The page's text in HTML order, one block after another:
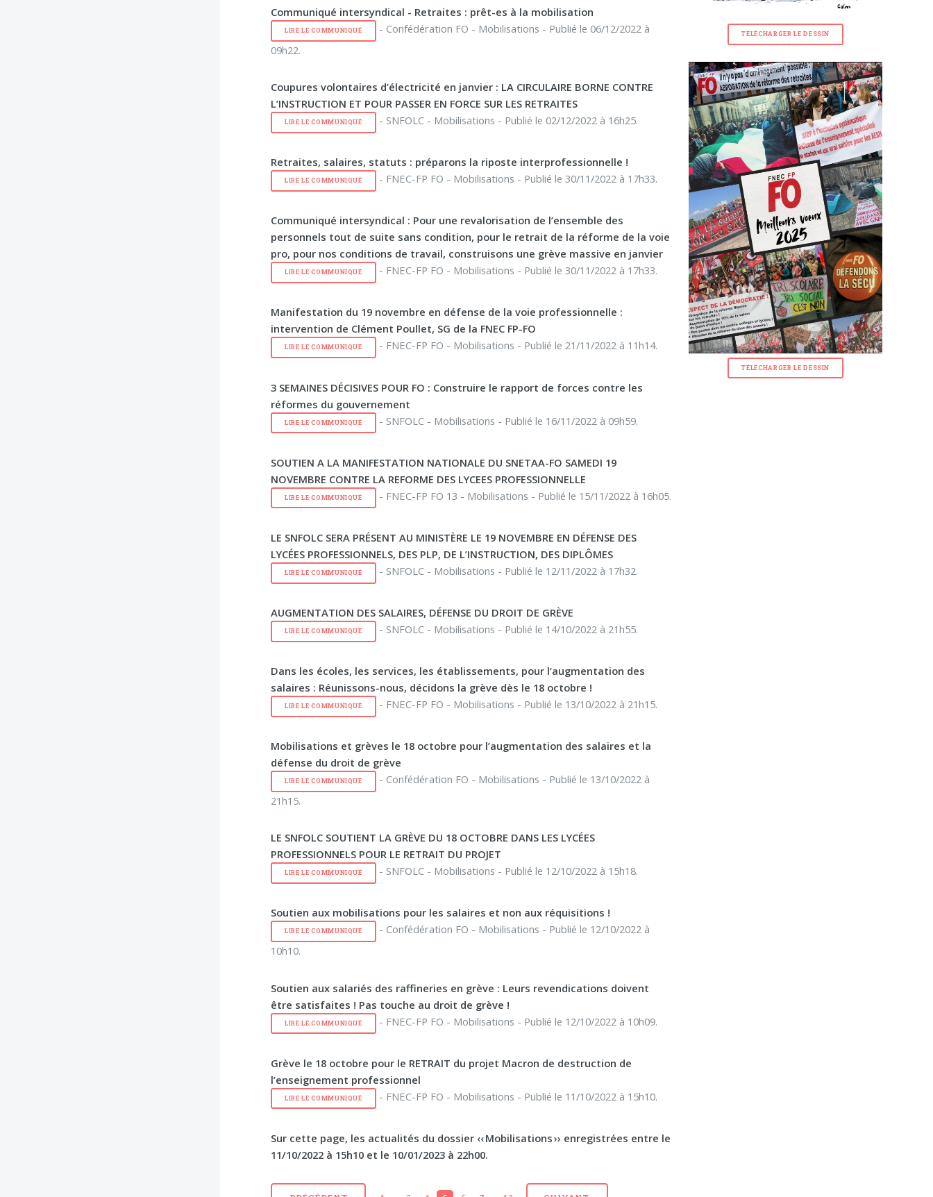
Communiqué intersyndical - Retraites : prêt-es à la mobilisation
LIRE LE COMMUNIQUÉ
- Confédération FO - Mobilisations - Publié le 06/12/2022 à
09h22.
Coupures volontaires d’électricité en janvier : LA CIRCULAIRE BORNE CONTRE
L’INSTRUCTION ET POUR PASSER EN FORCE SUR LES RETRAITES
LIRE LE COMMUNIQUÉ - SNFOLC - Mobilisations - Publié le 02/12/2022 à 16h25.
Retraites, salaires, statuts : préparons la riposte interprofessionnelle !
LIRE LE COMMUNIQUÉ - FNEC-FP FO - Mobilisations - Publié le 30/11/2022 à 17h33.
Communiqué intersyndical : Pour une revalorisation de l’ensemble des
personnels tout de suite sans condition, pour le retrait de la réforme de la voie
pro, pour nos conditions de travail, construisons une grève massive en janvier
LIRE LE COMMUNIQUÉ - FNEC-FP FO - Mobilisations - Publié le 30/11/2022 à 17h33.
Manifestation du 19 novembre en défense de la voie professionnelle :
intervention de Clément Poullet, SG de la FNEC FP-FO
LIRE LE COMMUNIQUÉ - FNEC-FP FO - Mobilisations - Publié le 21/11/2022 à 11h14.
3 SEMAINES DÉCISIVES POUR FO : Construire le rapport de forces contre les
réformes du gouvernement
LIRE LE COMMUNIQUÉ - SNFOLC - Mobilisations - Publié le 16/11/2022 à 09h59.
SOUTIEN A LA MANIFESTATION NATIONALE DU SNETAA-FO SAMEDI 19
NOVEMBRE CONTRE LA REFORME DES LYCEES PROFESSIONNELLE
LIRE LE COMMUNIQUÉ - FNEC-FP FO 13 - Mobilisations - Publié le 15/11/2022 à 16h05.
LE SNFOLC SERA PRÉSENT AU MINISTÈRE LE 19 NOVEMBRE EN DÉFENSE DES
LYCÉES PROFESSIONNELS, DES PLP, DE L’INSTRUCTION, DES DIPLÔMES
LIRE LE COMMUNIQUÉ - SNFOLC - Mobilisations - Publié le 12/11/2022 à 17h32.
AUGMENTATION DES SALAIRES, DÉFENSE DU DROIT DE GRÈVE
LIRE LE COMMUNIQUÉ - SNFOLC - Mobilisations - Publié le 14/10/2022 à 21h55.
Dans les écoles, les services, les établissements, pour l’augmentation des
salaires : Réunissons-nous, décidons la grève dès le 18 octobre !
LIRE LE COMMUNIQUÉ - FNEC-FP FO - Mobilisations - Publié le 13/10/2022 à 21h15.
Mobilisations et grèves le 18 octobre pour l’augmentation des salaires et la
défense du droit de grève
LIRE LE COMMUNIQUÉ
- Confédération FO - Mobilisations - Publié le 13/10/2022 à
21h15.
LE SNFOLC SOUTIENT LA GRÈVE DU 18 OCTOBRE DANS LES LYCÉES
PROFESSIONNELS POUR LE RETRAIT DU PROJET
LIRE LE COMMUNIQUÉ - SNFOLC - Mobilisations - Publié le 12/10/2022 à 15h18.
Soutien aux mobilisations pour les salaires et non aux réquisitions !
LIRE LE COMMUNIQUÉ
- Confédération FO - Mobilisations - Publié le 12/10/2022 à
10h10.
Soutien aux salariés des raffineries en grève : Leurs revendications doivent
être satisfaites ! Pas touche au droit de grève !
LIRE LE COMMUNIQUÉ - FNEC-FP FO - Mobilisations - Publié le 12/10/2022 à 10h09.
Grève le 18 octobre pour le RETRAIT du projet Macron de destruction de
l’enseignement professionnel
LIRE LE COMMUNIQUÉ - FNEC-FP FO - Mobilisations - Publié le 11/10/2022 à 15h10.
Sur cette page, les actualités du dossier ‹‹ Mobilisations ›› enregistrées entre le
11/10/2022 à 15h10 et le 10/01/2023 à 22h00.
TÉLÉCHARGER LE DESSIN
TÉLÉCHARGER LE DESSIN